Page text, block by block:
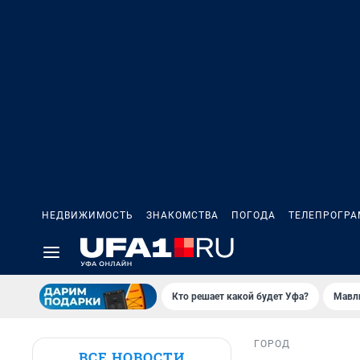
НЕДВИЖИМОСТЬ ЗНАКОМСТВА ПОГОДА
Кто решает какой будет Уфа?
ГОРОД